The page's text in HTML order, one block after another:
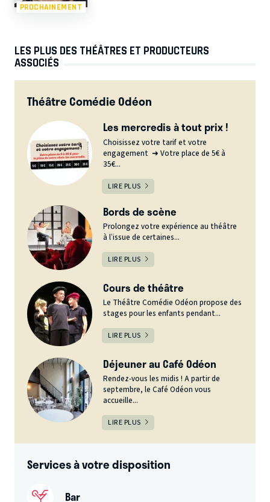
PROCHAINEMENT
LES PLUS DES THÉÂTRES ET PRODUCTEURS
ASSOCIÉS
Théâtre Comédie Odéon
Les mercredis à tout prix !
Choisissez votre tarif et votre
engagement ➜ Votre place de 5€ à
35€...
LIRE PLUS
Bords de scène
Prolongez votre expérience au théâtre
à l’issue de certaines...
LIRE PLUS
Cours de théâtre
Le Théâtre Comédie Odéon propose des
stages pour les enfants pendant...
LIRE PLUS
Déjeuner au Café Odéon
Rendez-vous les midis ! A partir de
septembre, le Café Odéon vous
accueille...
LIRE PLUS
Services à votre disposition
Bar